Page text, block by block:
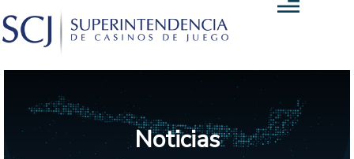
Noticias